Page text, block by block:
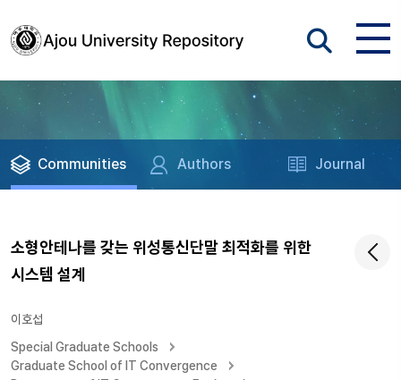
Communities Authors Journal
소형안테나를 갖는 위성통신단말 최적화를 위한
시스템 설계
이호섭
Special Graduate Schools
Graduate School of IT Convergence